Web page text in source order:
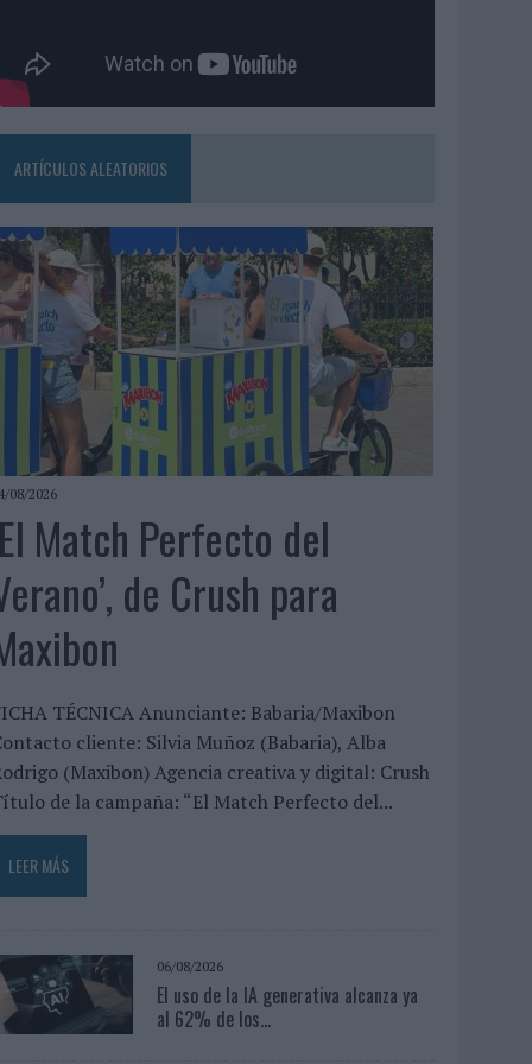
ARTÍCULOS ALEATORIOS
08/2026
Match Perfecto del
de Crush para
TÉCNICA Anunciante: Babaria/Maxibon
cliente: Silvia Muñoz (Babaria), Alba
(Maxibon) Agencia creativa y digital: Crush
de la campaña: “El Match Perfecto del...
LEER MÁS
06/08/2026
El uso de la IA generativa alcanza ya
al 62% de los...